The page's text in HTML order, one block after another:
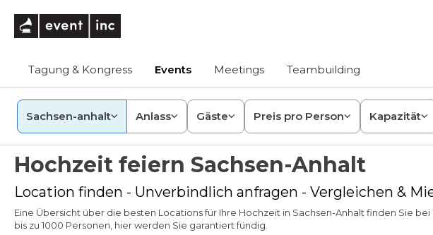
Tagung & Kongress Events Meetings Teambuilding
Sachsen-anhalt Anlass Gäste Preis pro Person Kapazität
Hochzeit feiern Sachsen-Anhalt
Location finden - Unverbindlich anfragen - Vergleichen &
Eine Übersicht über die besten Locations für Ihre Hochzeit in Sachsen-Anhalt finden Sie
bis zu 1000 Personen, hier werden Sie garantiert fündig.